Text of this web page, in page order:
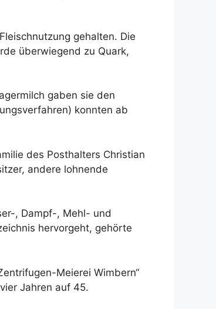
gehalten. Die
überwiegend zu Quark,
gaben sie den
konnten ab
des Posthalters Christian
andere lohnende
, Dampf-, Mehl- und
hervorgeht, gehörte
Meierei Wimbern“
Jahren auf 45.